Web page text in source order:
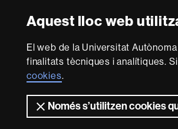
Aquest lloc web
El web de la Universitat
finalitats tècniques i analítiques.
cookies.
Només s’utilitzen cookies
Sobre
aquest
web